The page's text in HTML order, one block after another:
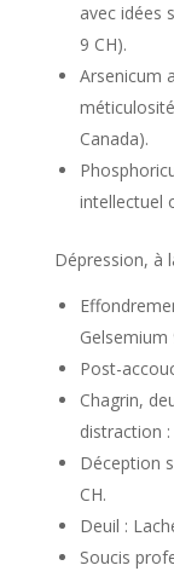
avec idées
9 CH).
Arsenicum
Canada).
intellectuel
Dépression, à
Gelsemium
Post-
Chagrin,
distraction
Déception
CH.
Deuil :
Soucis